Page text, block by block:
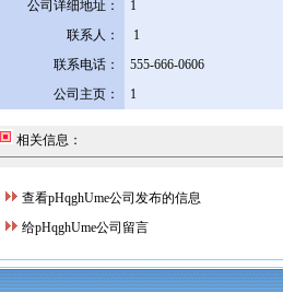
公司详细地址：
1
联系人：
1
联系电话：
555-666-0606
公司主页：
1
相关信息：
查看pHqghUme公司发布的信息
给pHqghUme公司留言